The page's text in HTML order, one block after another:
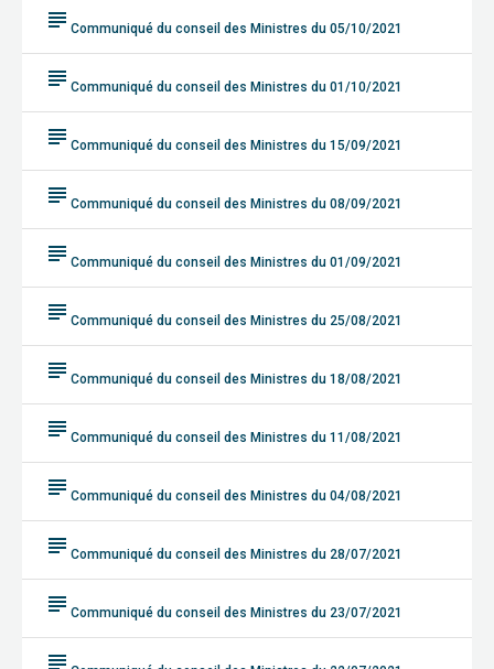
subject Communiqué du conseil des Ministres du 05/10/2021
subject Communiqué du conseil des Ministres du 01/10/2021
subject Communiqué du conseil des Ministres du 15/09/2021
subject Communiqué du conseil des Ministres du 08/09/2021
subject Communiqué du conseil des Ministres du 01/09/2021
subject Communiqué du conseil des Ministres du 25/08/2021
subject Communiqué du conseil des Ministres du 18/08/2021
subject Communiqué du conseil des Ministres du 11/08/2021
subject Communiqué du conseil des Ministres du 04/08/2021
subject Communiqué du conseil des Ministres du 28/07/2021
subject Communiqué du conseil des Ministres du 23/07/2021
subject